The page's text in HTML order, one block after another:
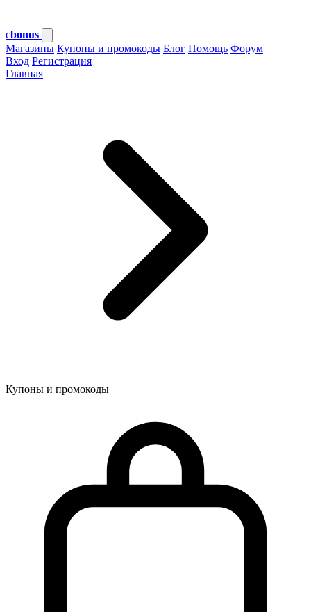
cbonus
Магазины Купоны и промокоды Блог Помощь Форум
Вход Регистрация
Главная
Купоны и промокоды